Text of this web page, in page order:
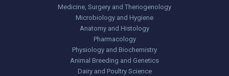
Medicine, Surgery and Theriogenology
Microbiology and Hygiene
Anatomy and Histology
Pharmacology
Physiology and Biochemistry
Animal Breeding and Genetics
Dairy and Poultry Science